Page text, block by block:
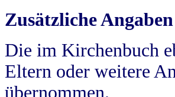
Zusätzliche
Die im Kirchenbuch
Eltern oder weitere
übernommen.